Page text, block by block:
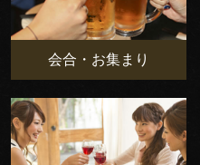
会合・お集まり